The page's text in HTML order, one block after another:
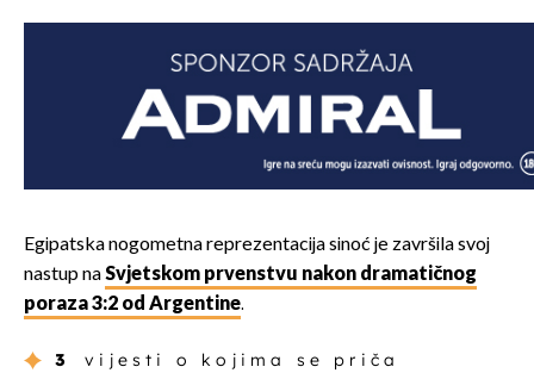
Egipatska nogometna reprezentacija sinoć je završila svoj
nastup naSvjetskom prvenstvu nakon dramatičnog
poraza 3:2 od Argentine.
3 vijesti o kojima se priča